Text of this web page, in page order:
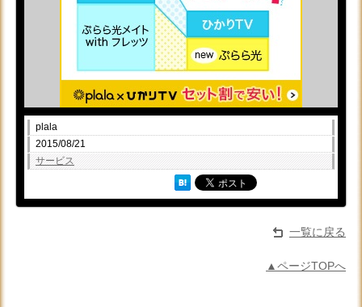
plala
2015/08/21
サービス
一覧に戻る
▲ページTOPへ